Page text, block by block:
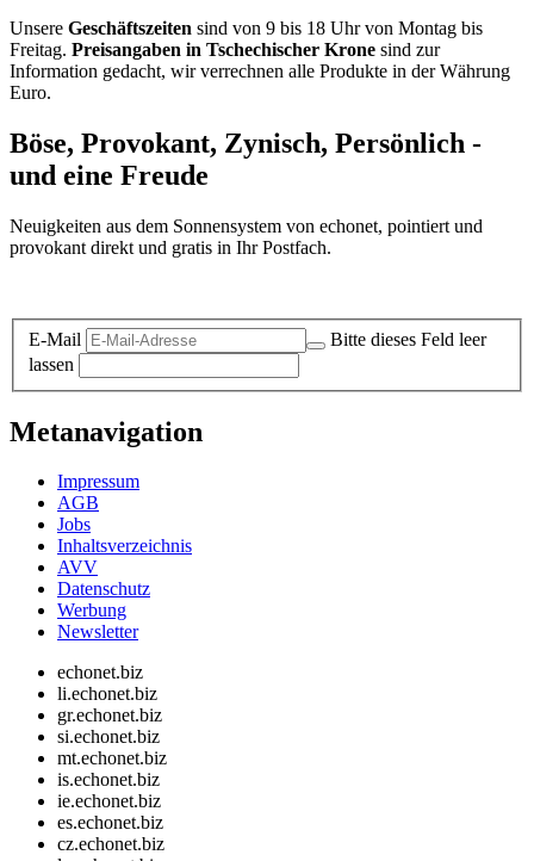
Unsere Geschäftszeiten sind von 9 bis 18 Uhr von Montag bis
Freitag. Preisangaben in Tschechischer Krone sind zur
Information gedacht, wir verrechnen alle Produkte in der Währung
Euro.
Böse, Provokant, Zynisch, Persönlich -
und eine Freude
Neuigkeiten aus dem Sonnensystem von echonet, pointiert und
provokant direkt und gratis in Ihr Postfach.
E-Mail
Bitte dieses Feld leer
lassen
Metanavigation
Impressum
AGB
Jobs
Inhaltsverzeichnis
AVV
Datenschutz
Werbung
Newsletter
echonet.biz
li.echonet.biz
gr.echonet.biz
si.echonet.biz
mt.echonet.biz
is.echonet.biz
ie.echonet.biz
es.echonet.biz
cz.echonet.biz